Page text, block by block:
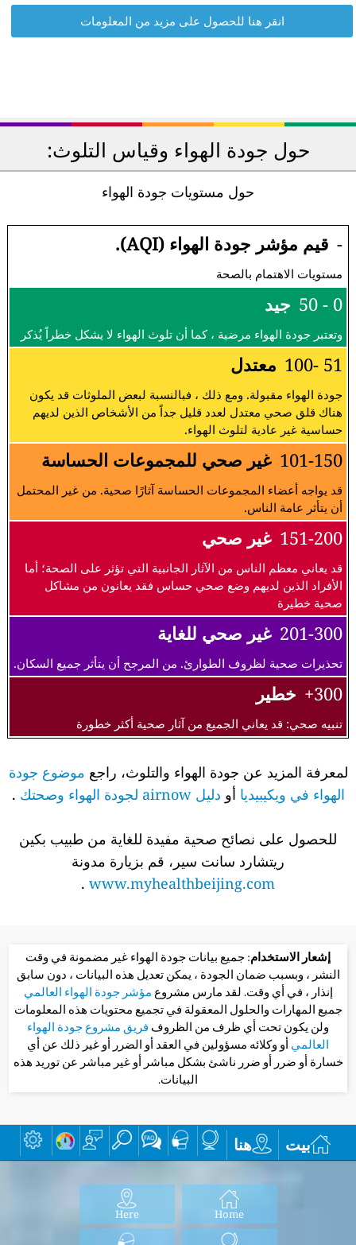
انقر هنا للحصول على مزيد من المعلومات
حول جودة الهواء وقياس التلوث:
حول مستويات جودة الهواء
- قيم مؤشر جودة الهواء (AQI).
مستويات الاهتمام بالصحة
0 - 50 جيد
وتعتبر جودة الهواء مرضية ، كما أن تلوث الهواء لا يشكل خطراً يُذكر
51 -100 معتدل
جودة الهواء مقبولة. ومع ذلك ، فبالنسبة لبعض الملوثات قد يكون
هناك قلق صحي معتدل لعدد قليل جداً من الأشخاص الذين لديهم
حساسية غير عادية لتلوث الهواء.
101-150 غير صحي للمجموعات الحساسة
قد يواجه أعضاء المجموعات الحساسة آثارًا صحية. من غير المحتمل
أن يتأثر عامة الناس.
151-200 غير صحي
قد يعاني معظم الناس من الآثار الجانبية التي تؤثر على الصحة؛ أما
الأفراد الذين لديهم وضع صحي حساس فقد يعانون من مشاكل
صحية خطيرة
201-300 غير صحي للغاية
تحذيرات صحية لظروف الطوارئ. من المرجح أن يتأثر جميع السكان.
300+ خطير
تنبيه صحي: قد يعاني الجميع من آثار صحية أكثر خطورة
لمعرفة المزيد عن جودة الهواء والتلوث، راجع موضوع جودة
الهواء في ويكيبيديا أو دليل airnow لجودة الهواء وصحتك .
للحصول على نصائح صحية مفيدة للغاية من طبيب بكين
ريتشارد سانت سير، قم بزيارة مدونة
www.myhealthbeijing.com
.
إشعار الاستخدام: جميع بيانات جودة الهواء غير مضمونة في وقت
النشر ، وبسبب ضمان الجودة ، يمكن تعديل هذه البيانات ، دون سابق
إنذار ، في أي وقت. لقد مارس مشروع مؤشر جودة الهواء العالمي
جميع المهارات والحلول المعقولة في تجميع محتويات هذه المعلومات
ولن يكون تحت أي ظرف من الظروف فريق مشروع جودة الهواء
العالمي أو وكلائه مسؤولين في العقد أو الضرر أو غير ذلك عن أي
خسارة أو ضرر أو ضرر ناشئ بشكل مباشر أو غير مباشر عن توريد هذه
البيانات.
بيت هنا
Home
Here